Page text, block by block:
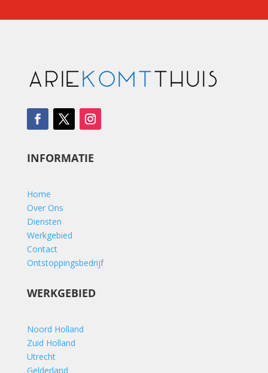
INFORMATIE
Home
Over Ons
Diensten
Werkgebied
Contact
Ontstoppingsbedrijf
WERKGEBIED
Noord Holland
Zuid Holland
Utrecht
Gelderland